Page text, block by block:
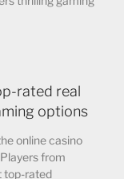
rated real
options
online casino
from
top-rated